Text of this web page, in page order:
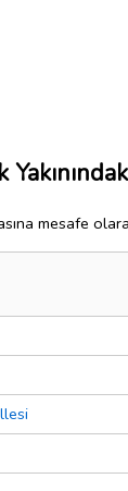
mesafe